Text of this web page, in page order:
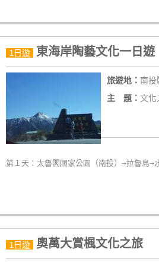
會
員
客
服
Line
線
1日遊 東海岸陶藝文化一日遊
旅遊地： 南投
主 題： 文化
第１天：太魯閣國家公園（南投）→拉魯島→
1日遊 奧萬大賞楓文化之旅